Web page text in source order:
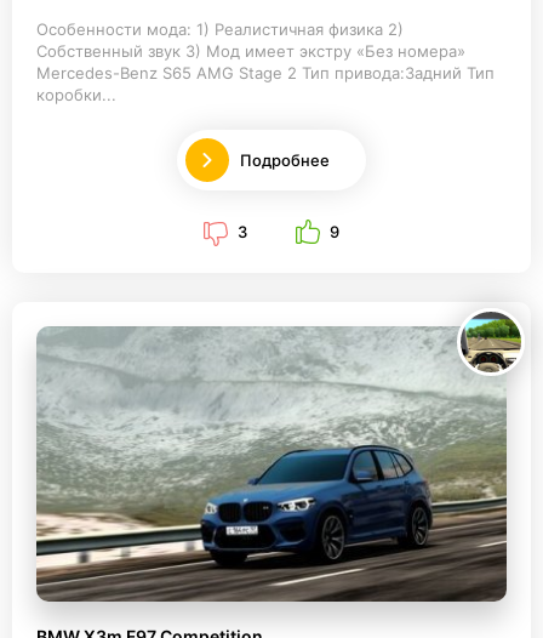
Особенности мода: 1) Реалистичная физика 2)
Собственный звук 3) Мод имеет экстру «Без номера»
Mercedes-Benz S65 AMG Stage 2 Тип привода:Задний Тип
коробки...
Подробнее
3 9